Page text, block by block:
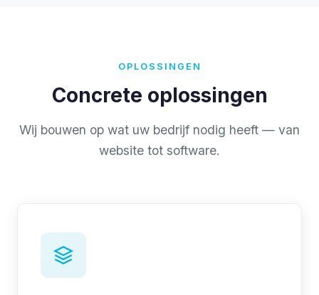
OPLOSSINGEN
Concrete oplossingen
Wij bouwen op wat uw bedrijf nodig heeft — van
website tot software.